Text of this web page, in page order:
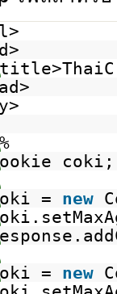
coki;
= new
= new